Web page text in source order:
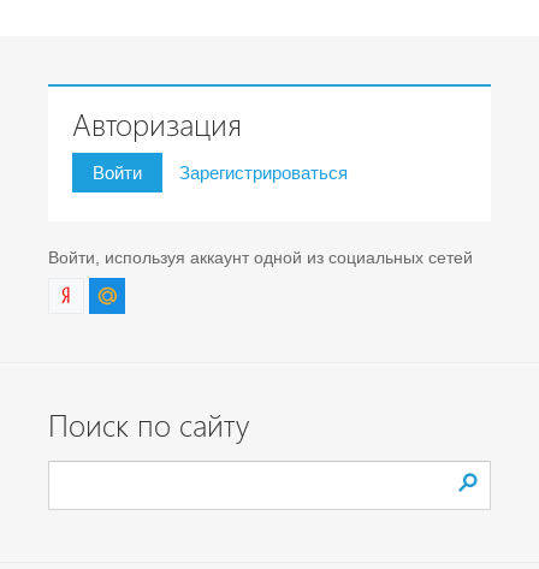
Авторизация
Войти Зарегистрироваться
Войти, используя аккаунт одной из социальных сетей
Поиск по сайту